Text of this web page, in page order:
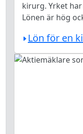
kirurg. Yrket
Lönen är hög
Lön för en